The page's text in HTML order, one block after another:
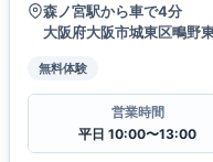
森ノ宮駅から車で4分
大阪府大阪市城東区鴫野
無料体験
営業時間
平日 10:00〜13:00